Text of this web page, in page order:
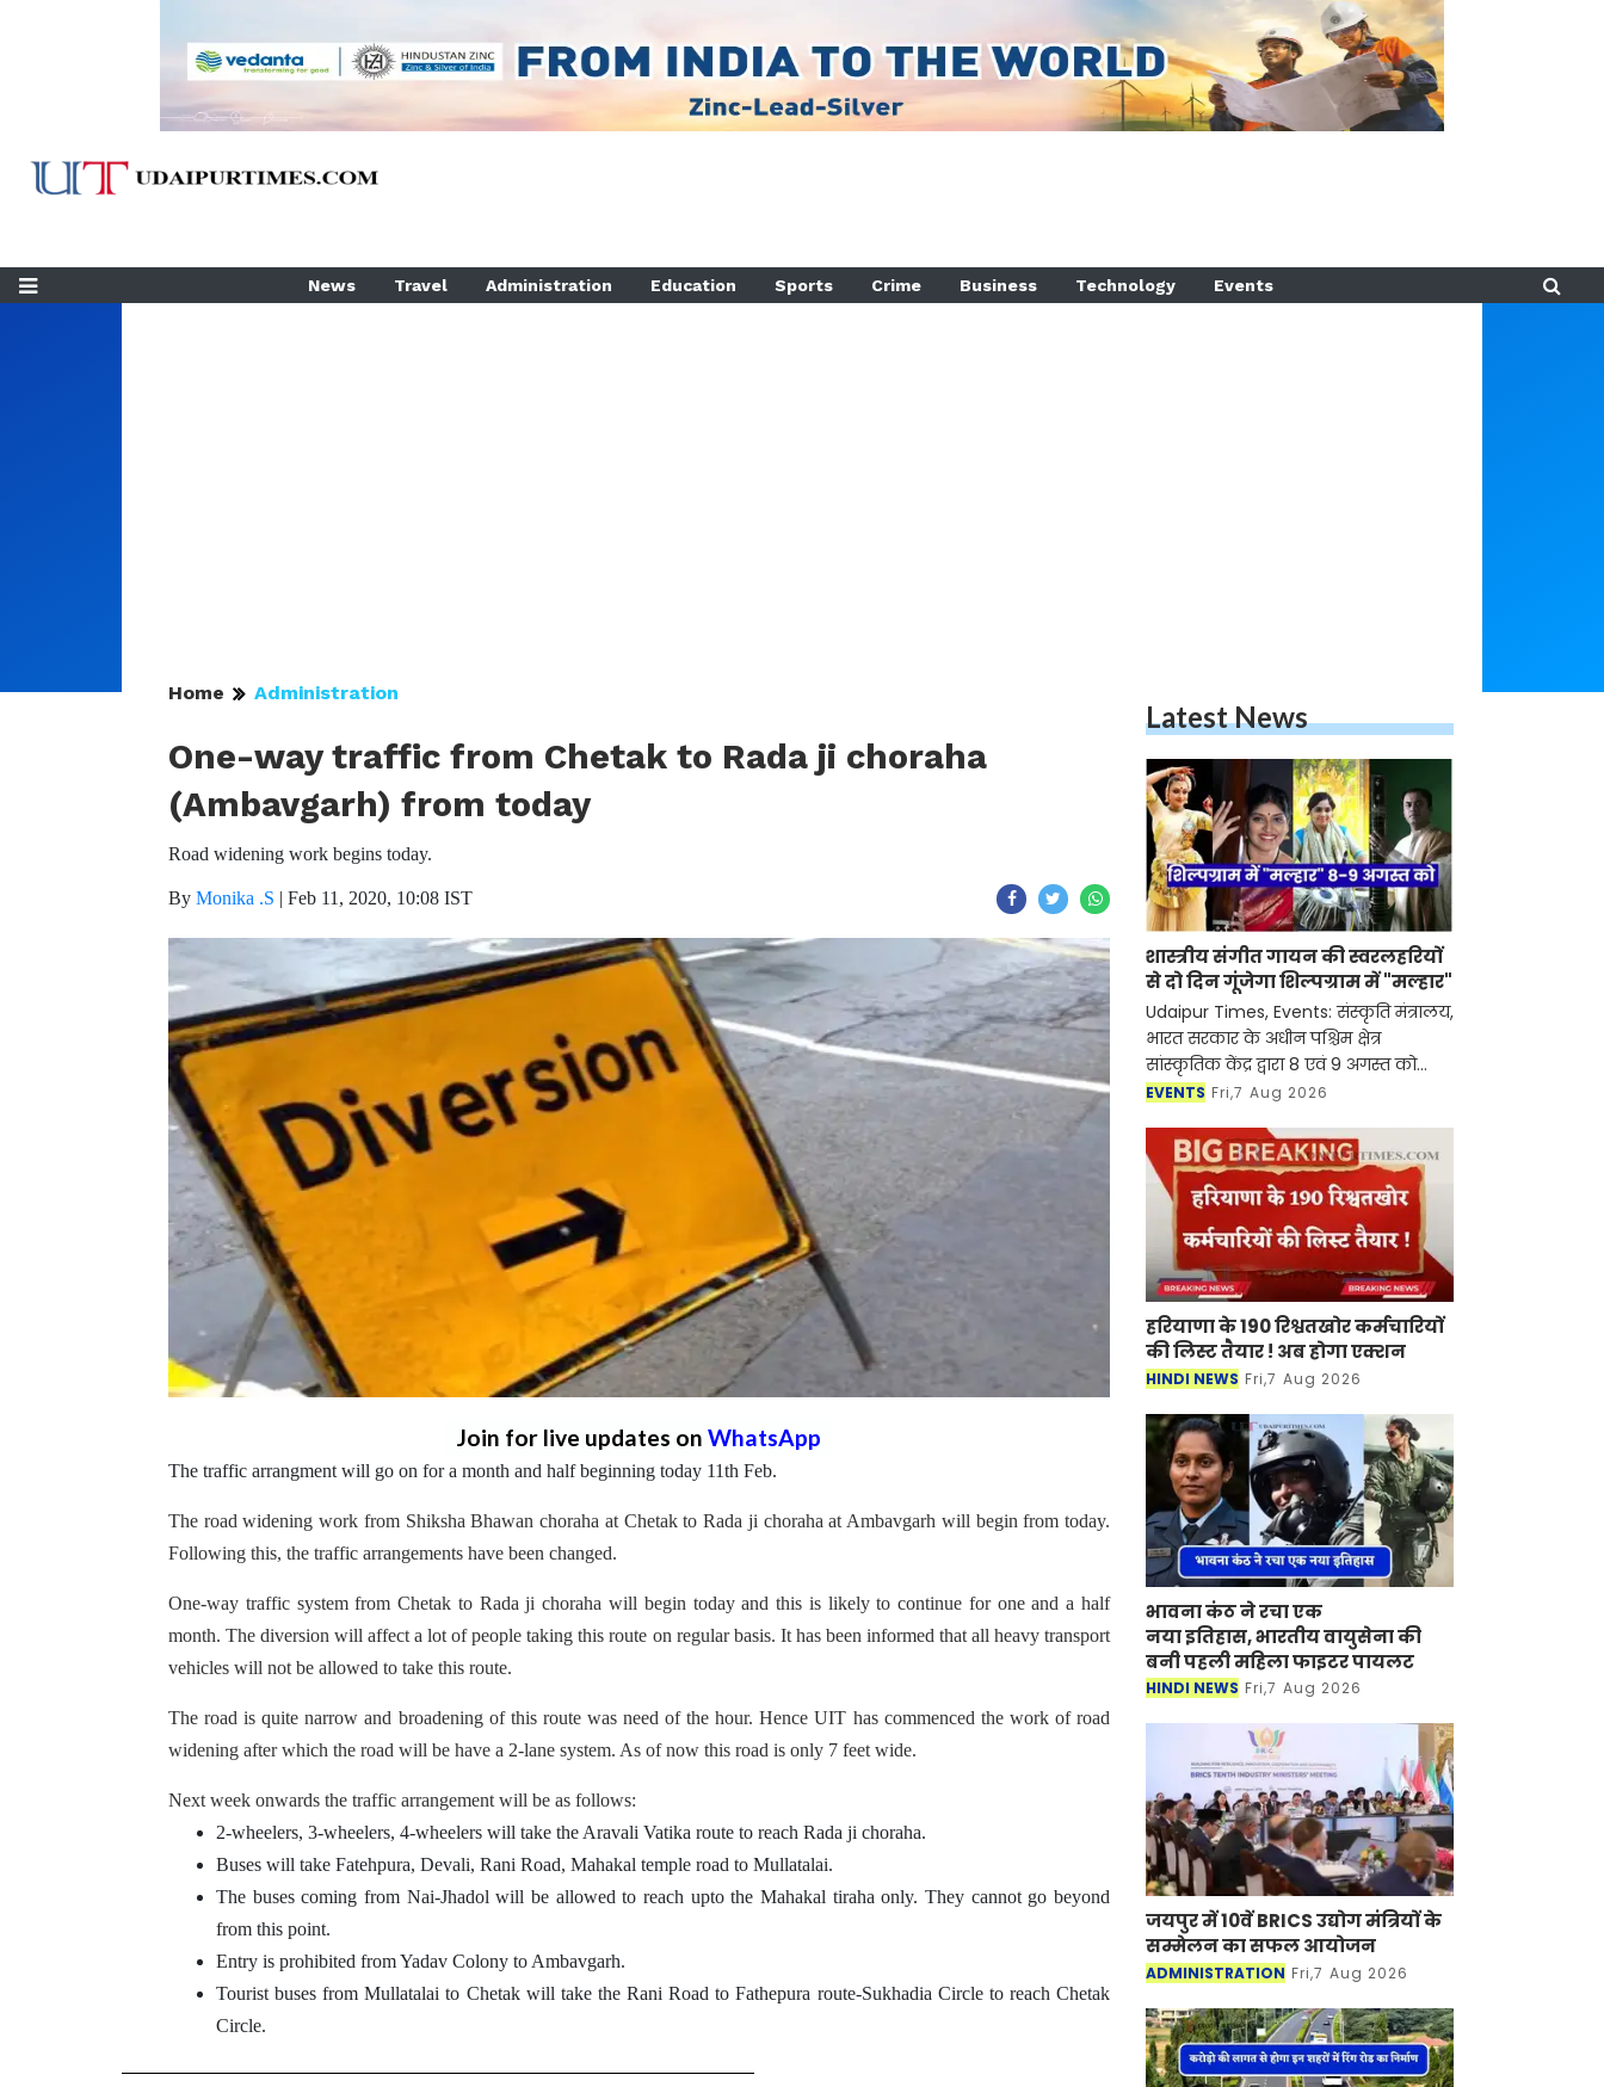
News Travel Administration Education Sports Crime Business Technology Events
Home Administration
One-way traffic from Chetak to Rada ji choraha
(Ambavgarh) from today
Road widening work begins today.
By Monika .S | Feb 11, 2020, 10:08 IST
Join for live updates on WhatsApp
The traffic arrangment will go on for a month and half beginning today 11th Feb.
The road widening work from Shiksha Bhawan choraha at Chetak to Rada ji choraha at Ambavgarh will begin from today.
Following this, the traffic arrangements have been changed.
One-way traffic system from Chetak to Rada ji choraha will begin today and this is likely to continue for one and a half
month. The diversion will affect a lot of people taking this route on regular basis. It has been informed that all heavy transport
vehicles will not be allowed to take this route.
The road is quite narrow and broadening of this route was need of the hour. Hence UIT has commenced the work of road
widening after which the road will be have a 2-lane system. As of now this road is only 7 feet wide.
Next week onwards the traffic arrangement will be as follows:
2-wheelers, 3-wheelers, 4-wheelers will take the Aravali Vatika route to reach Rada ji choraha.
Buses will take Fatehpura, Devali, Rani Road, Mahakal temple road to Mullatalai.
The buses coming from Nai-Jhadol will be allowed to reach upto the Mahakal tiraha only. They cannot go beyond
from this point.
Entry is prohibited from Yadav Colony to Ambavgarh.
Tourist buses from Mullatalai to Chetak will take the Rani Road to Fathepura route-Sukhadia Circle to reach Chetak
Circle.
Latest News
शास्त्रीय संगीत गायन की स्वरलहरियों
से दो दिन गूंजेगा शिल्पग्राम में "मल्हार"
Udaipur Times, Events: संस्कृति मंत्रालय,
भारत सरकार के अधीन पश्चिम क्षेत्र
सांस्कृतिक केंद्र द्वारा 8 एवं 9 अगस्त को
शिल्पग्राम स्थित दर्पण सभागार में दो दिवसीय
EVENTS Fri,7 Aug 2026
हरियाणा के 190 रिश्वतखोर कर्मचारियों
की लिस्ट तैयार ! अब होगा एक्शन
HINDI NEWS Fri,7 Aug 2026
भावना कंठ ने रचा एक
नया इतिहास, भारतीय वायुसेना की
बनी पहली महिला फाइटर पायलट
HINDI NEWS Fri,7 Aug 2026
जयपुर में 10वें BRICS उद्योग मंत्रियों के
सम्मेलन का सफल आयोजन
ADMINISTRATION Fri,7 Aug 2026